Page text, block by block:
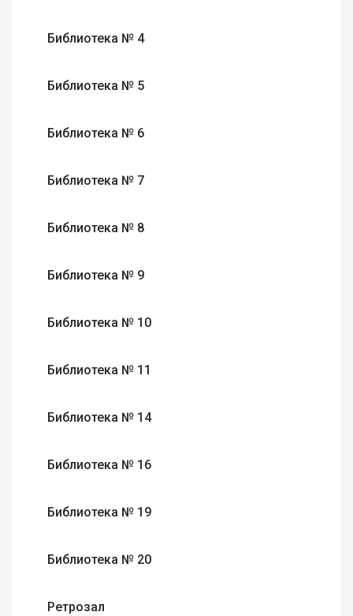
Библиотека № 4
Библиотека № 5
Библиотека № 6
Библиотека № 7
Библиотека № 8
Библиотека № 9
Библиотека № 10
Библиотека № 11
Библиотека № 14
Библиотека № 16
Библиотека № 19
Библиотека № 20
Ретрозал